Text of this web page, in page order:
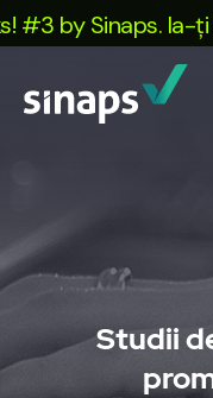
ți biletul acum!
Studii